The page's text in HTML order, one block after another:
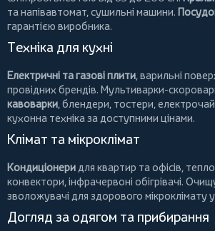
та напівавтомат,сушильні машини.
гарантією виробника.
Техніка для кухні
Електричні та газові плити, варильні
провідних брендів. Мультиварки-
кавоварки,блендери, тостери,
кухонна техніка за доступними цінами.
Клімат та мікроклімат
Кондиціонеридля квартир та офісів,
конвектори,інфрачервоні обігрівачі.
зволожувачі для здорового мікроклімату
Догляд за одягом та прибирання